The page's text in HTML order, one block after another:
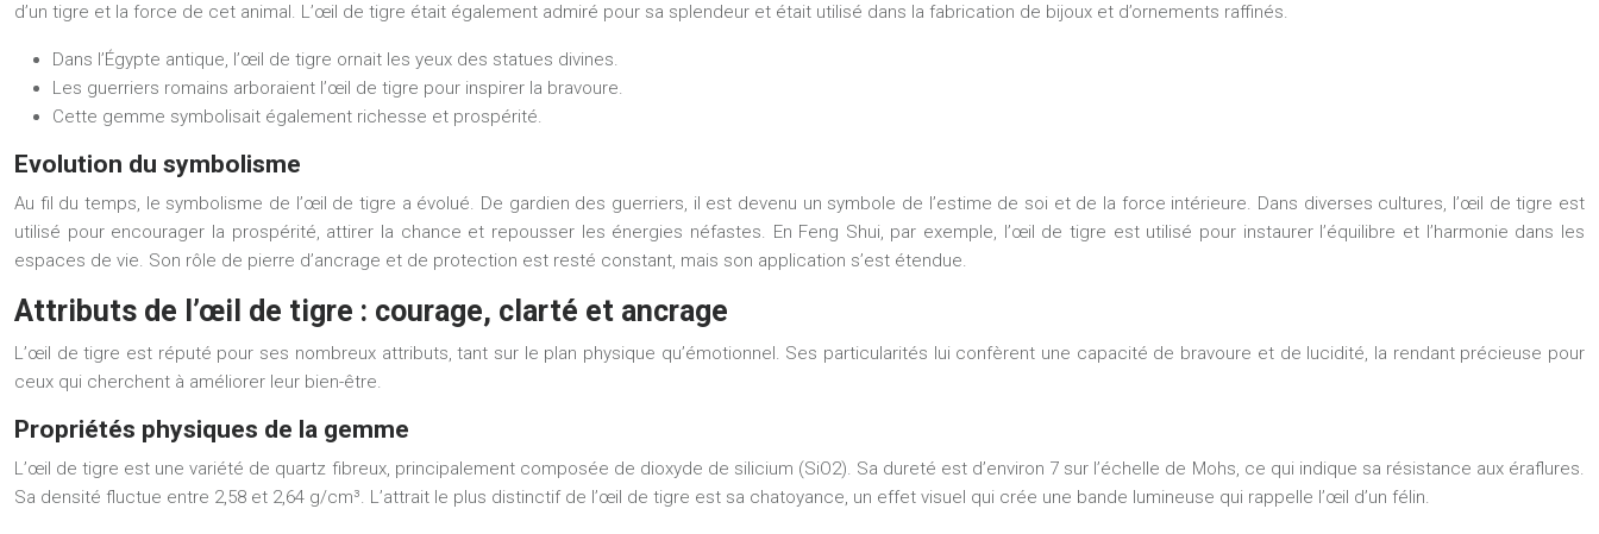
d’un tigre et la force de cet animal. L’œil de tigre était également admiré pour sa splendeur et était utilisé dans la fabrication de bijoux et d’ornements raffinés.
Dans l’Égypte antique, l’œil de tigre ornait les yeux des statues divines.
Les guerriers romains arboraient l’œil de tigre pour inspirer la bravoure.
Cette gemme symbolisait également richesse et prospérité.
Evolution du symbolisme
Au fil du temps, le symbolisme de l’œil de tigre a évolué. De gardien des guerriers, il est devenu un symbole de l’estime de soi et de la force intérieure. Dans diverses cultures, l’œil de tigre est
utilisé pour encourager la prospérité, attirer la chance et repousser les énergies néfastes. En Feng Shui, par exemple, l’œil de tigre est utilisé pour instaurer l’équilibre et l’harmonie dans les
espaces de vie. Son rôle de pierre d’ancrage et de protection est resté constant, mais son application s’est étendue.
Attributs de l’œil de tigre : courage, clarté et ancrage
L’œil de tigre est réputé pour ses nombreux attributs, tant sur le plan physique qu’émotionnel. Ses particularités lui confèrent une capacité de bravoure et de lucidité, la rendant précieuse pour
ceux qui cherchent à améliorer leur bien-être.
Propriétés physiques de la gemme
L’œil de tigre est une variété de quartz fibreux, principalement composée de dioxyde de silicium (SiO2). Sa dureté est d’environ 7 sur l’échelle de Mohs, ce qui indique sa résistance aux éraflures.
Sa densité fluctue entre 2,58 et 2,64 g/cm³. L’attrait le plus distinctif de l’œil de tigre est sa chatoyance, un effet visuel qui crée une bande lumineuse qui rappelle l’œil d’un félin.